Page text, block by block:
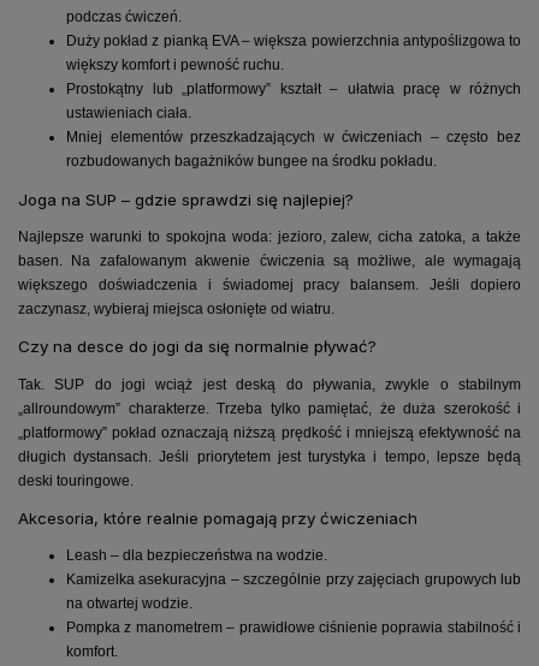
podczas ćwiczeń.
Duży pokład z pianką EVA – większa powierzchnia antypoślizgowa to
większy komfort i pewność ruchu.
Prostokątny lub „platformowy” kształt – ułatwia pracę w różnych
ustawieniach ciała.
Mniej elementów przeszkadzających w ćwiczeniach – często bez
rozbudowanych bagażników bungee na środku pokładu.
Joga na SUP – gdzie sprawdzi się najlepiej?
Najlepsze warunki to spokojna woda: jezioro, zalew, cicha zatoka, a także
basen. Na zafalowanym akwenie ćwiczenia są możliwe, ale wymagają
większego doświadczenia i świadomej pracy balansem. Jeśli dopiero
zaczynasz, wybieraj miejsca osłonięte od wiatru.
Czy na desce do jogi da się normalnie pływać?
Tak. SUP do jogi wciąż jest deską do pływania, zwykle o stabilnym
„allroundowym” charakterze. Trzeba tylko pamiętać, że duża szerokość i
„platformowy” pokład oznaczają niższą prędkość i mniejszą efektywność na
długich dystansach. Jeśli priorytetem jest turystyka i tempo, lepsze będą
deski touringowe.
Akcesoria, które realnie pomagają przy ćwiczeniach
Leash – dla bezpieczeństwa na wodzie.
Kamizelka asekuracyjna – szczególnie przy zajęciach grupowych lub
na otwartej wodzie.
Pompka z manometrem – prawidłowe ciśnienie poprawia stabilność i
komfort.